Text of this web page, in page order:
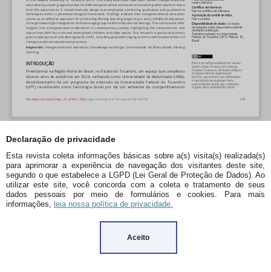
Declaração de privacidade
Esta revista coleta informações básicas sobre a(s) visita(s) realizada(s)
para aprimorar a experiência de navegação dos visitantes deste site,
segundo o que estabelece a LGPD (Lei Geral de Proteção de Dados). Ao
utilizar este site, você concorda com a coleta e tratamento de seus
dados pessoais por meio de formulários e cookies. Para mais
informações, leia nossa política de privacidade.
Aceito